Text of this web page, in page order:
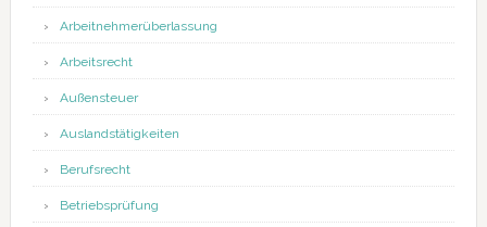
Arbeitnehmerüberlassung
Arbeitsrecht
Außensteuer
Auslandstätigkeiten
Berufsrecht
Betriebsprüfung